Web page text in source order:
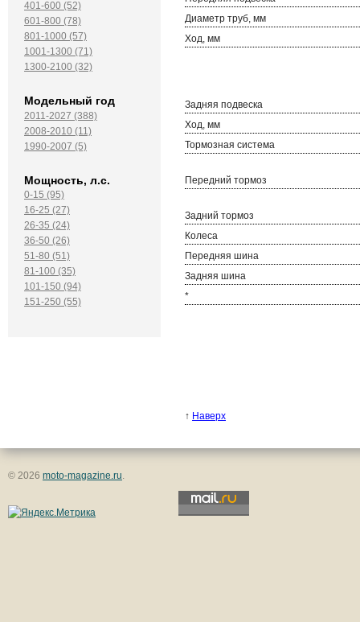
401-600 (52)
601-800 (78)
801-1000 (57)
1001-1300 (71)
1300-2100 (32)
Модельный год
2011-2027 (388)
2008-2010 (11)
1990-2007 (5)
Мощность, л.с.
0-15 (95)
16-25 (27)
26-35 (24)
36-50 (26)
51-80 (51)
81-100 (35)
101-150 (94)
151-250 (55)
Диаметр труб, мм
Ход, мм
Задняя подвеска
Ход, мм
Тормозная система
Передний тормоз
Задний тормоз
Колеса
Передняя шина
Задняя шина
*
↑ Наверх
© 2026 moto-magazine.ru